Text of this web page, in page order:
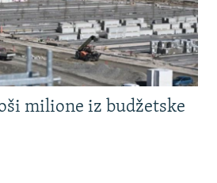
milione iz budžetske